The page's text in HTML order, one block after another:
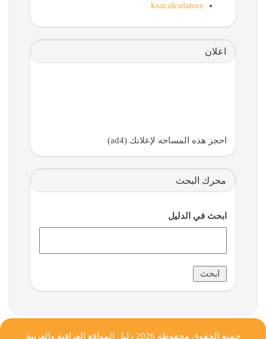
ksacalculators
اعلان
احجز هذه المساحه لإعلانك (ad4)
محرك البحث
ابحث في الدليل
جميع الحقوق محفوظة 2026 دليل المواقع العراقية والعربية